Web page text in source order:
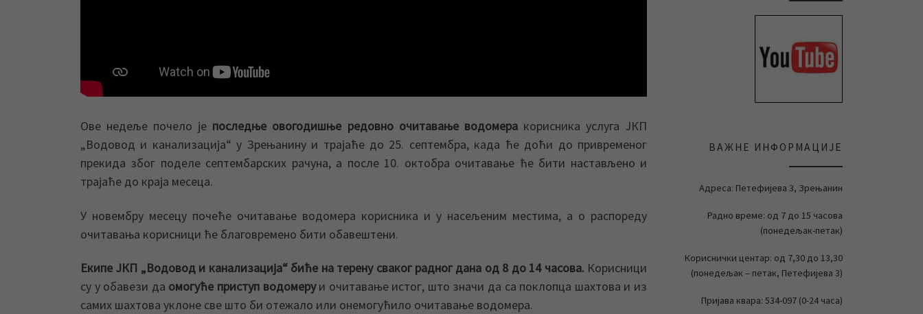
Ове недеље почело је последње овогодишње редовно очитавање водомера корисника услуга ЈКП
„Водовод и канализација“ у Зрењанину и трајаће до 25. септембра, када ће доћи до привременог
прекида због поделе септембарских рачуна, а после 10. октобра очитавање ће бити настављено и
трајаће до краја месеца.
У новембру месецу почеће очитавање водомера корисника и у насељеним местима, а о распореду
очитавања корисници ће благовремено бити обавештени.
Екипе ЈКП „Водовод и канализација“ биће на терену сваког радног дана од 8 до 14 часова. Корисници
су у обавези да омогуће приступ водомеруи очитавање истог, што значи да са поклопца шахтова и из
самих шахтова уклоне све што би отежало или онемогућило очитавање водомера.
ВАЖНЕ ИНФОРМАЦИЈЕ
Адреса: Петефијева 3, Зрењанин
Радно време: од 7 до 15 часова
(понедељак-петак)
Кориснички центар: од 7,30 до 13,30
(понедељак – петак, Петефијева 3)
Пријава квара: 534-097 (0-24 часа)